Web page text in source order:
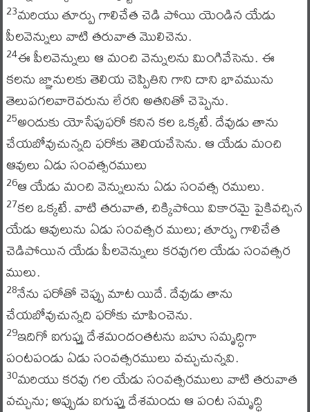
23మరియు తూర్పు గాలిచేత చెడి పోయి యెండిన యేడు
పీలవెన్నులు వాటి తరువాత మొలిచెను.
24ఈ పీలవెన్నులు ఆ మంచి వెన్నులను మింగివేసెను. ఈ
కలను జ్ఞానులకు తెలియ చెప్పితిని గాని దాని భావమును
తెలుపగలవారెవరును లేరని అతనితో చెప్పెను.
25అందుకు యోసేపుఫరో కనిన కల ఒక్కటే. దేవుడు తాను
చేయబోవుచున్నది ఫరోకు తెలియచేసెను. ఆ యేడు మంచి
ఆవులు ఏడు సంవత్సరములు
26ఆ యేడు మంచి వెన్నులును ఏడు సంవత్స రములు.
27కల ఒక్కటే. వాటి తరువాత, చిక్కిపోయి వికారమై పైకివచ్చిన
యేడు ఆవులును ఏడు సంవత్సర ములు; తూర్పు గాలిచేత
చెడిపోయిన యేడు పీలవెన్నులు కరవుగల యేడు సంవత్సర
ములు.
28నేను ఫరోతో చెప్పు మాట యిదే. దేవుడు తాను
చేయబోవుచున్నది ఫరోకు చూపించెను.
29ఇదిగో ఐగుప్తు దేశమందంతటను బహు సమృద్ధిగా
పంటపండు ఏడు సంవత్సరములు వచ్చుచున్నవి.
30మరియు కరవు గల యేడు సంవత్సరములు వాటి తరువాత
వచ్చును; అప్పుడు ఐగుప్తు దేశమందు ఆ పంట సమృద్ధి